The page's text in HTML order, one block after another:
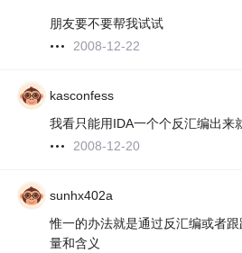
朋友要不要帮我试试
2008-12-22
kasconfess
我看只能用IDA一个个反汇编出来
2008-12-20
sunhx402a
惟一的办法就是通过反汇编或者
量和含义